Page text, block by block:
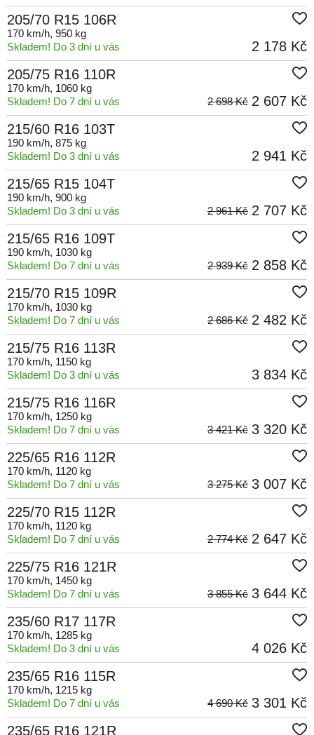
205/70 R15 106R
170 km/h, 950 kg
Skladem! Do 3 dní u vás
2 178 Kč
205/75 R16 110R
170 km/h, 1060 kg
Skladem! Do 7 dní u vás
2 607 Kč
2 698 Kč
215/60 R16 103T
190 km/h, 875 kg
Skladem! Do 3 dní u vás
2 941 Kč
215/65 R15 104T
190 km/h, 900 kg
Skladem! Do 3 dní u vás
2 707 Kč
2 961 Kč
215/65 R16 109T
190 km/h, 1030 kg
Skladem! Do 7 dní u vás
2 858 Kč
2 939 Kč
215/70 R15 109R
170 km/h, 1030 kg
Skladem! Do 7 dní u vás
2 482 Kč
2 686 Kč
215/75 R16 113R
170 km/h, 1150 kg
Skladem! Do 3 dní u vás
3 834 Kč
215/75 R16 116R
170 km/h, 1250 kg
Skladem! Do 7 dní u vás
3 320 Kč
3 421 Kč
225/65 R16 112R
170 km/h, 1120 kg
Skladem! Do 7 dní u vás
3 007 Kč
3 275 Kč
225/70 R15 112R
170 km/h, 1120 kg
Skladem! Do 7 dní u vás
2 647 Kč
2 774 Kč
225/75 R16 121R
170 km/h, 1450 kg
Skladem! Do 7 dní u vás
3 644 Kč
3 855 Kč
235/60 R17 117R
170 km/h, 1285 kg
Skladem! Do 3 dní u vás
4 026 Kč
235/65 R16 115R
170 km/h, 1215 kg
Skladem! Do 7 dní u vás
3 301 Kč
4 690 Kč
235/65 R16 121R